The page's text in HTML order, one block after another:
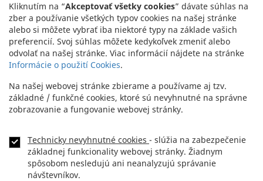
Kliknutím na “Akceptovať všetky cookies” dávate súhlas na
zber a používanie všetkých typov cookies na našej stránke
alebo si môžete vybrať iba niektoré typy na základe vašich
preferencií. Svoj súhlas môžete kedykoľvek zmeniť alebo
odvolať na našej stránke. Viac informácií nájdete na stránke
Informácie o použití Cookies.
Na našej webovej stránke zbierame a používame aj tzv.
základné / funkčné cookies, ktoré sú nevyhnutné na správne
zobrazovanie a fungovanie webovej stránky.
Technicky nevyhnutné cookies - slúžia na zabezpečenie
základnej funkcionality webovej stránky. Žiadnym
spôsobom nesledujú ani neanalyzujú správanie
návštevníkov.